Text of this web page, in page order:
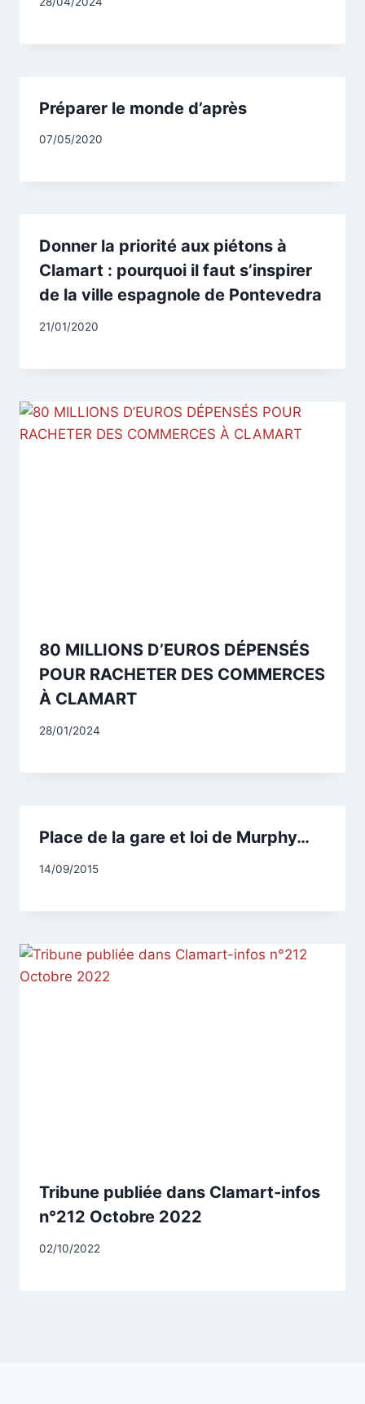
Préparer le monde d’après
Par
07/05/2020
Donner la priorité aux piétons à
Clamart : pourquoi il faut s’inspirer
de la ville espagnole de Pontevedra
Par
21/01/2020
80 MILLIONS D’EUROS DÉPENSÉS
POUR RACHETER DES COMMERCES
À CLAMART
Par
28/01/2024
Place de la gare et loi de Murphy…
Par
14/09/2015
Tribune publiée dans Clamart-infos
n°212 Octobre 2022
Par
02/10/2022